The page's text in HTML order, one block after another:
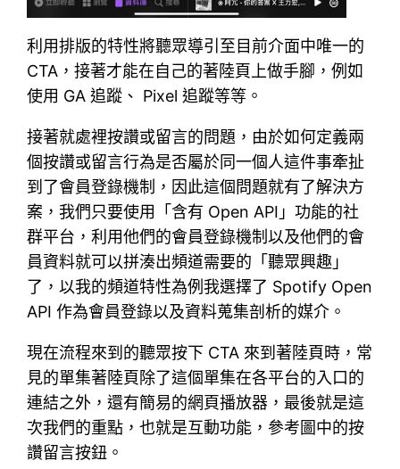
利用排版的特性將聽眾導引至目前介面中唯一的
CTA，接著才能在自己的著陸頁上做手腳，例如
使用 GA 追蹤、 Pixel 追蹤等等。
接著就處裡按讚或留言的問題，由於如何定義兩
個按讚或留言行為是否屬於同一個人這件事牽扯
到了會員登錄機制，因此這個問題就有了解決方
案，我們只要使用「含有 Open API」功能的社
群平台，利用他們的會員登錄機制以及他們的會
員資料就可以拼湊出頻道需要的「聽眾興趣」
了，以我的頻道特性為例我選擇了 Spotify Open
API 作為會員登錄以及資料蒐集剖析的媒介。
現在流程來到的聽眾按下 CTA 來到著陸頁時，常
見的單集著陸頁除了這個單集在各平台的入口的
連結之外，還有簡易的網頁播放器，最後就是這
次我們的重點，也就是互動功能，參考圖中的按
讚留言按鈕。